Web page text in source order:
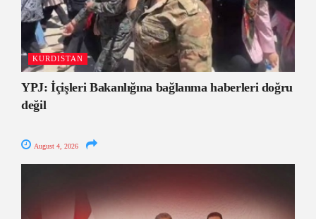
KURDISTAN
YPJ: İçişleri Bakanlığına bağlanma haberleri doğru
değil
August 4, 2026